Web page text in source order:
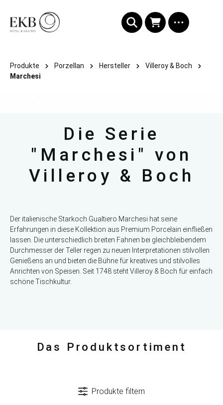
Produkte Porzellan Hersteller
Villeroy & Boch
Marchesi
Die Serie
"Marchesi" von
Villeroy & Boch
Der italienische Starkoch Gualtiero Marchesi hat seine
Erfahrungen in diese Kollektion aus Premium Porcelain einfließen
lassen. Die unterschiedlich breiten Fahnen bei gleichbleibendem
Durchmesser der Teller regen zu neuen Interpretationen stilvollen
Genießens an und bieten die Bühne für kreatives und stilvolles
Anrichten von Speisen. Seit 1748 steht Villeroy & Boch für einfach
schöne Tischkultur.
Das Produktsortiment
Produkte filtern